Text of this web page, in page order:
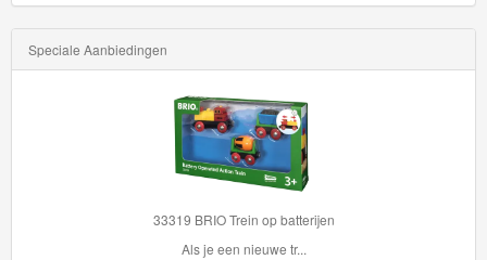
Speciale Aanbiedingen
33319 BRIO Trein op batterijen
Als je een nieuwe tr...